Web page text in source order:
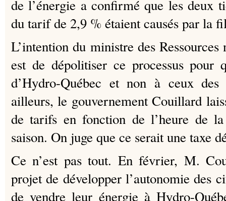
de l’énergie a confirmé que les deux
du tarif de 2,9 % étaient causés par la
L’intention du ministre des
est de dépolitiser ce processus pour
d’Hydro-Québec et non à ceux
ailleurs, le gouvernement Couillard
de tarifs en fonction de l’heure de
saison. On juge que ce serait une taxe
Ce n’est pas tout. En février, M.
projet de développer l’autonomie des
de vendre leur énergie à Hydro-